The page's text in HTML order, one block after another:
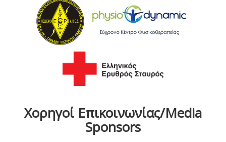
Χορηγοί Επικοινωνίας/Media
Sponsors